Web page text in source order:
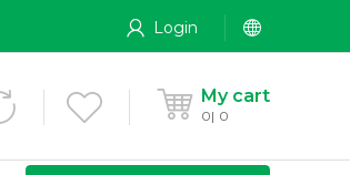
Login
My cart
0 0